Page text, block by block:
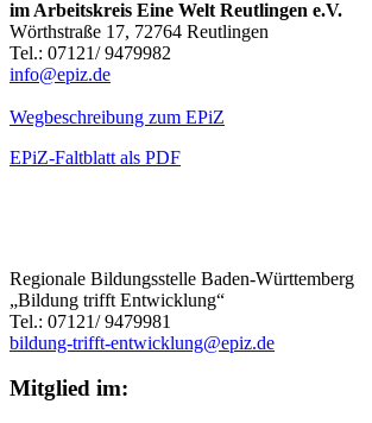
im Arbeitskreis Eine Welt Reutlingen e.V.
Wörthstraße 17, 72764 Reutlingen
Tel.: 07121/ 9479982
info@epiz.de
Wegbeschreibung zum EPiZ
EPiZ-Faltblatt als PDF
Regionale Bildungsstelle Baden-Württemberg
„Bildung trifft Entwicklung“
Tel.: 07121/ 9479981
bildung-trifft-entwicklung@epiz.de
Mitglied im: